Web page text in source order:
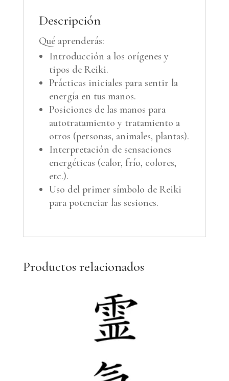
Descripción
Qué aprenderás:
Introducción a los orígenes y
tipos de Reiki.
Prácticas iniciales para sentir la
energía en tus manos.
Posiciones de las manos para
autotratamiento y tratamiento a
otros (personas, animales, plantas).
Interpretación de sensaciones
energéticas (calor, frío, colores,
etc.).
Uso del primer símbolo de Reiki
para potenciar las sesiones.
Productos relacionados